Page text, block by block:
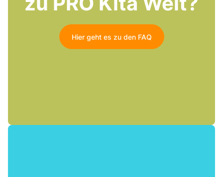
Hier geht es zu den FAQ